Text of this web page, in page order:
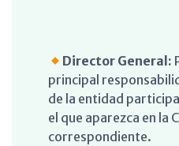
Director General:
principal
de la entidad
el que aparezca en la
correspondiente.